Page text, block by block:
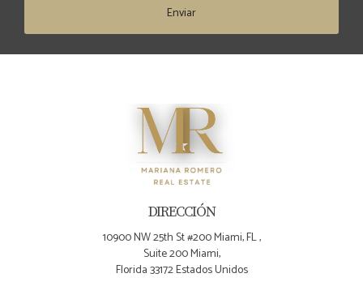
Enviar
DIRECCIÓN
10900 NW 25th St #200 Miami, FL ,
Suite 200 Miami,
Florida 33172 Estados Unidos